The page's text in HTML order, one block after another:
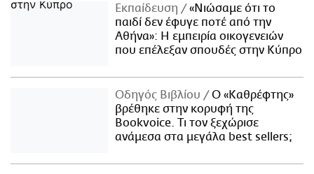
Εκπαίδευση
«Νιώσαμε ότι το
παιδί δεν έφυγε ποτέ από την
Αθήνα»: Η εμπειρία οικογενειών
που επέλεξαν σπουδές στην Κύπρο
Οδηγός Βιβλίου
Ο «Καθρέφτης»
βρέθηκε στην κορυφή της
Bookvoice. Τι τον ξεχώρισε
ανάμεσα στα μεγάλα best sellers;